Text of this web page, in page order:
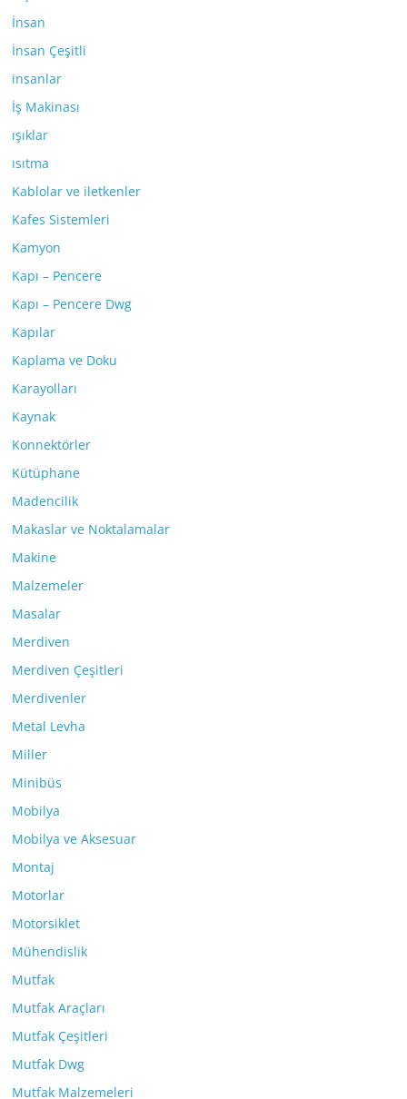
İnsan
İnsan Çeşitli
insanlar
İş Makinası
ışıklar
ısıtma
Kablolar ve iletkenler
Kafes Sistemleri
Kamyon
Kapı – Pencere
Kapı – Pencere Dwg
Kapılar
Kaplama ve Doku
Karayolları
Kaynak
Konnektörler
Kütüphane
Madencilik
Makaslar ve Noktalamalar
Makine
Malzemeler
Masalar
Merdiven
Merdiven Çeşitleri
Merdivenler
Metal Levha
Miller
Minibüs
Mobilya
Mobilya ve Aksesuar
Montaj
Motorlar
Motorsiklet
Mühendislik
Mutfak
Mutfak Araçları
Mutfak Çeşitleri
Mutfak Dwg
Mutfak Malzemeleri